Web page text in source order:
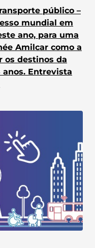
público –
mundial em
ano, para uma
Amilcar como a
os destinos da
anos. Entrevista